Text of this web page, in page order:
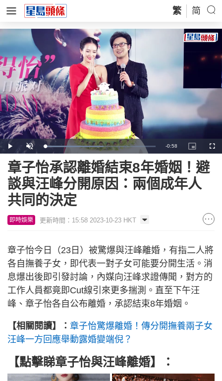
繁 简
Play Unmute Loaded:
53.29%
Remaining
Time
-0:58
Picture-
in-
章子怡承認離婚結束8年婚姻！避
談與汪峰分開原因：兩個成年人
共同的決定
即時娛樂 更新時間：15:58 2023-10-23 HKT
章子怡今日（23日）被驚爆與汪峰離婚，有指二人將
各自撫養子女，即代表一對子女可能要分開生活。消
息爆出後即引發討論，內媒向汪峰求證傳聞，對方的
工作人員都竟即Cut線引來更多揣測。直至下午汪
峰、章子怡各自公布離婚，承認結束8年婚姻。
【相關閱讀】： 章子怡驚爆離婚！傳分開撫養兩子女
汪峰一方回應舉動露婚變端倪？
【點擊睇章子怡與汪峰離婚】：